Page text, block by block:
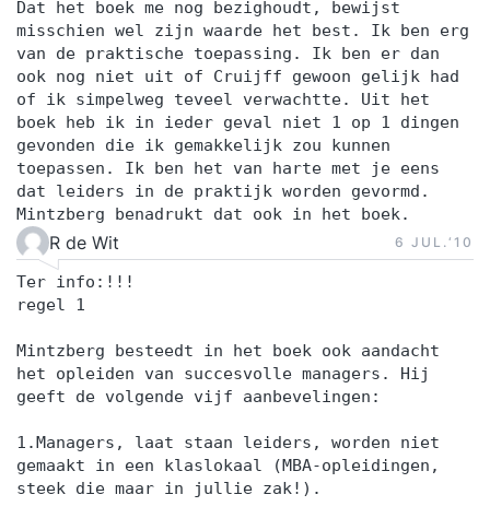
Dat het boek me nog bezighoudt, bewijst
misschien wel zijn waarde het best. Ik ben erg
van de praktische toepassing. Ik ben er dan
ook nog niet uit of Cruijff gewoon gelijk had
of ik simpelweg teveel verwachtte. Uit het
boek heb ik in ieder geval niet 1 op 1 dingen
gevonden die ik gemakkelijk zou kunnen
toepassen. Ik ben het van harte met je eens
dat leiders in de praktijk worden gevormd.
Mintzberg benadrukt dat ook in het boek.
R de Wit 6 JUL.‘10
Ter info:!!!
regel 1
Mintzberg besteedt in het boek ook aandacht
het opleiden van succesvolle managers. Hij
geeft de volgende vijf aanbevelingen:
1.Managers, laat staan leiders, worden niet
gemaakt in een klaslokaal (MBA-opleidingen,
steek die maar in jullie zak!).